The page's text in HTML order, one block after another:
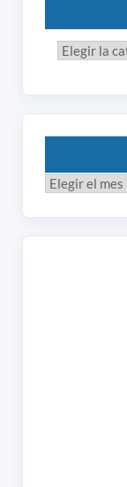
Categorías
Publicados